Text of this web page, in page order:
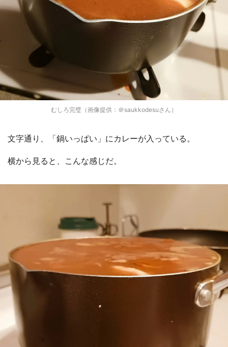
むしろ完璧（画像提供：＠saukkodesuさん）
文字通り、「鍋いっぱい」にカレーが入っている。
横から見ると、こんな感じだ。